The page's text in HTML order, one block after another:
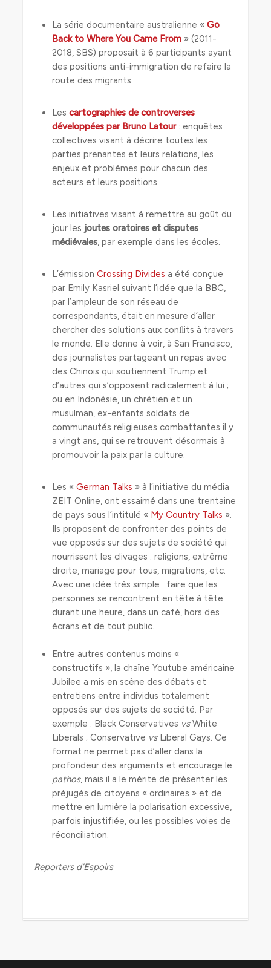
La série documentaire australienne «Go
Back to Where You Came From » (2011-
2018, SBS) proposait à 6 participants ayant
des positions anti-immigration de refaire la
route des migrants.
Lescartographies de controverses
développées par Bruno Latour : enquêtes
collectives visant à décrire toutes les
parties prenantes et leurs relations, les
enjeux et problèmes pour chacun des
acteurs et leurs positions.
Les initiatives visant à remettre au goût du
jour les joutes oratoires et disputes
médiévales, par exemple dans les écoles.
L’émissionCrossing Dividesa été conçue
par Emily Kasriel suivant l’idée que la BBC,
par l’ampleur de son réseau de
correspondants, était en mesure d’aller
chercher des solutions aux conﬂits à travers
le monde. Elle donne à voir, à San Francisco,
des journalistes partageant un repas avec
des Chinois qui soutiennent Trump et
d’autres qui s’opposent radicalement à lui ;
ou en Indonésie, un chrétien et un
musulman, ex-enfants soldats de
communautés religieuses combattantes il y
a vingt ans, qui se retrouvent désormais à
promouvoir la paix par la culture.
Les «German Talks » à l’initiative du média
ZEIT Online, ont essaimé dans une trentaine
de pays sous l’intitulé « My Country Talks ».
Ils proposent de confronter des points de
vue opposés sur des sujets de société qui
nourrissent les clivages : religions, extrême
droite, mariage pour tous, migrations, etc.
Avec une idée très simple : faire que les
personnes se rencontrent en tête à tête
durant une heure, dans un café, hors des
écrans et de tout public.
Entre autres contenus moins «
constructifs », la chaîne Youtube américaine
Jubilee a mis en scène des débats et
entretiens entre individus totalement
opposés sur des sujets de société. Par
exemple : Black Conservatives vsWhite
Liberals ; Conservative vsLiberal Gays. Ce
format ne permet pas d’aller dans la
profondeur des arguments et encourage le
pathos, mais il a le mérite de présenter les
préjugés de citoyens « ordinaires » et de
mettre en lumière la polarisation excessive,
parfois injustifiée, ou les possibles voies de
réconciliation.
Reporters d’Espoirs